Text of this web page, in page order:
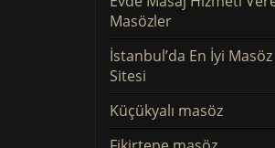
Masözler
İstanbul’da En İyi Masöz
Sitesi
Küçükyalı masöz